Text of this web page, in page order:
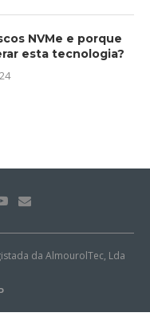
NVMe e porque
esta tecnologia?
da AlmourolTec, Lda